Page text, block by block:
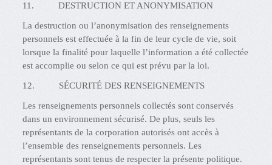
11. DESTRUCTION ET ANONYMISATION
La destruction ou l’anonymisation des renseignements
personnels est effectuée à la fin de leur cycle de vie, soit
lorsque la finalité pour laquelle l’information a été collectée
est accomplie ou selon ce qui est prévu par la loi.
12. SÉCURITÉ DES RENSEIGNEMENTS
Les renseignements personnels collectés sont conservés
dans un environnement sécurisé. De plus, seuls les
représentants de la corporation autorisés ont accès à
l’ensemble des renseignements personnels. Les
représentants sont tenus de respecter la présente politique.